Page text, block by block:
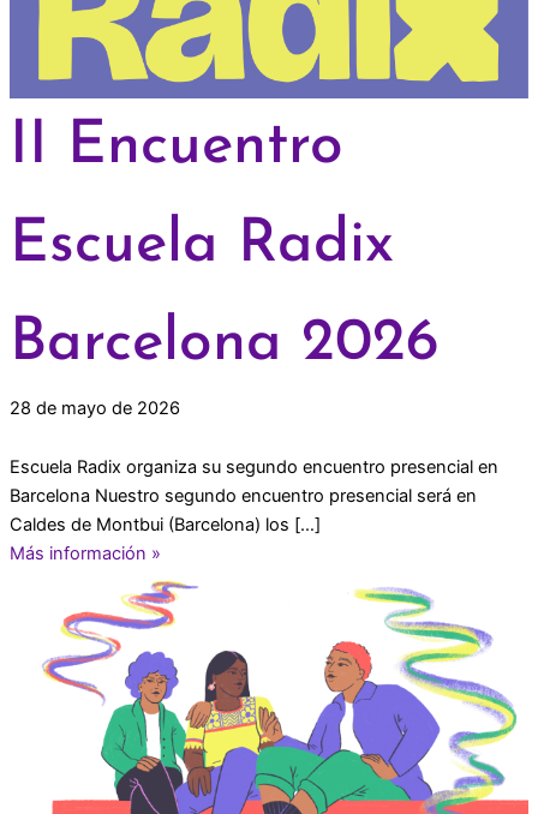
II Encuentro
Escuela Radix
Barcelona 2026
28 de mayo de 2026
Escuela Radix organiza su segundo encuentro presencial en
Barcelona Nuestro segundo encuentro presencial será en
Caldes de Montbui (Barcelona) los […]
Más información »